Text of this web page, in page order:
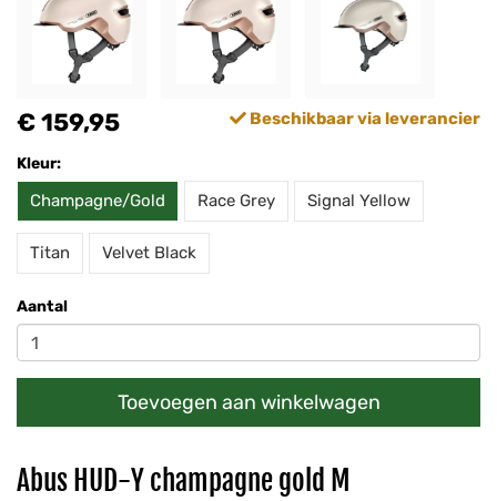
€ 159,95 Beschikbaar via leverancier
Kleur:
Champagne/Gold Race Grey Signal Yellow
Titan Velvet Black
Aantal
Toevoegen aan winkelwagen
Abus HUD-Y champagne gold M